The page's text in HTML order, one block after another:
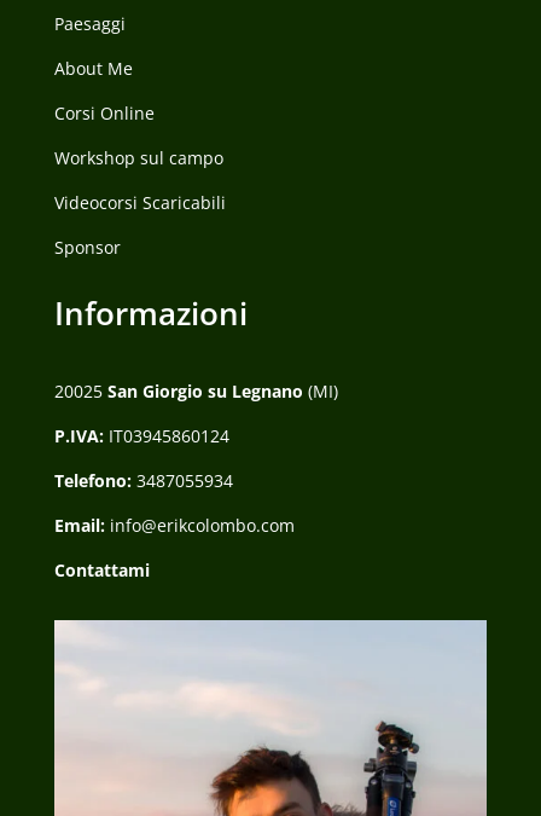
Paesaggi
About Me
Corsi Online
Workshop sul campo
Videocorsi Scaricabili
Sponsor
Informazioni
20025 San Giorgio su Legnano (MI)
P.IVA: IT03945860124
Telefono:3487055934
Email:info@erikcolombo.com
Contattami